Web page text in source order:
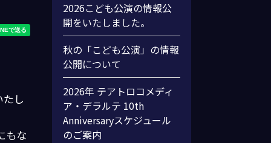
し
もな
2026こども公演の情報公
開をいたしました。
秋の「こども公演」の情報
公開について
2026年 テアトロコメディ
ア・デラルテ 10th
Anniversaryスケジュール
のご案内